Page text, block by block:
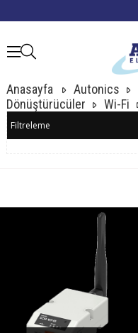
Anasayfa Autonics
Dönüştürücüler
Wi-Fi
Filtreleme